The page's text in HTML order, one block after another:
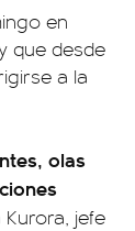
en
que desde
a la
olas
jefe